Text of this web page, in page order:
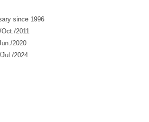
since 1996
2011
2020
2024